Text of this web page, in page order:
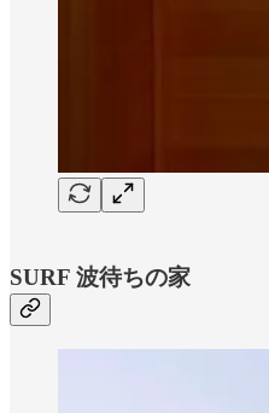
SURF 波待ちの家